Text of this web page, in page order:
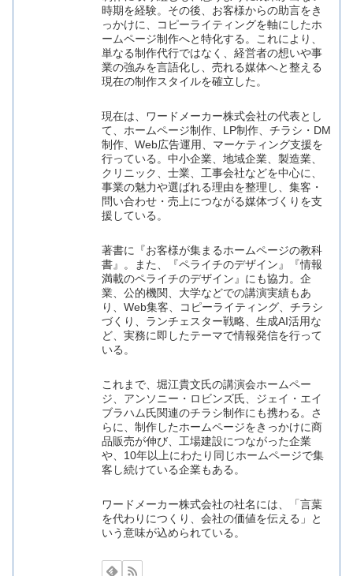
時期を経験。その後、お客様からの助言をき
っかけに、コピーライティングを軸にしたホ
ームページ制作へと特化する。これにより、
単なる制作代行ではなく、経営者の想いや事
業の強みを言語化し、売れる媒体へと整える
現在の制作スタイルを確立した。
現在は、ワードメーカー株式会社の代表とし
て、ホームページ制作、LP制作、チラシ・DM
制作、Web広告運用、マーケティング支援を
行っている。中小企業、地域企業、製造業、
クリニック、士業、工事会社などを中心に、
事業の魅力や選ばれる理由を整理し、集客・
問い合わせ・売上につながる媒体づくりを支
援している。
著書に『お客様が集まるホームページの教科
書』。また、『ペライチのデザイン』『情報
満載のペライチのデザイン』にも協力。企
業、公的機関、大学などでの講演実績もあ
り、Web集客、コピーライティング、チラシ
づくり、ランチェスター戦略、生成AI活用な
ど、実務に即したテーマで情報発信を行って
いる。
これまで、堀江貴文氏の講演会ホームペー
ジ、アンソニー・ロビンズ氏、ジェイ・エイ
ブラハム氏関連のチラシ制作にも携わる。さ
らに、制作したホームページをきっかけに商
品販売が伸び、工場建設につながった企業
や、10年以上にわたり同じホームページで集
客し続けている企業もある。
ワードメーカー株式会社の社名には、「言葉
を代わりにつくり、会社の価値を伝える」と
いう意味が込められている。